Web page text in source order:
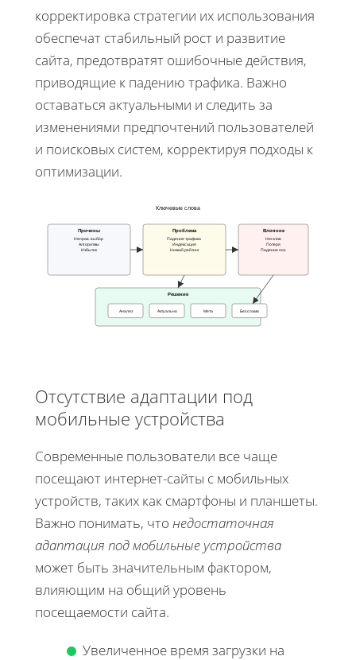
корректировка стратегии их использования
обеспечат стабильный рост и развитие
сайта, предотвратят ошибочные действия,
приводящие к падению трафика. Важно
оставаться актуальными и следить за
изменениями предпочтений пользователей
и поисковых систем, корректируя подходы к
оптимизации.
Ключевые слова
Причины
Неправ. выбор
Алгоритмы
Избыток
Проблема
Падение трафика
Индексация
Низкий рейтинг
Влияние
Негатив
Потеря
Падение поз.
Решение
Анализ Актуально Мета Без спама
Отсутствие адаптации под
мобильные устройства
Современные пользователи все чаще
посещают интернет-сайты с мобильных
устройств, таких как смартфоны и планшеты.
Важно понимать, что недостаточная
адаптация под мобильные устройства
может быть значительным фактором,
влияющим на общий уровень
посещаемости сайта.
Увеличенное время загрузки на